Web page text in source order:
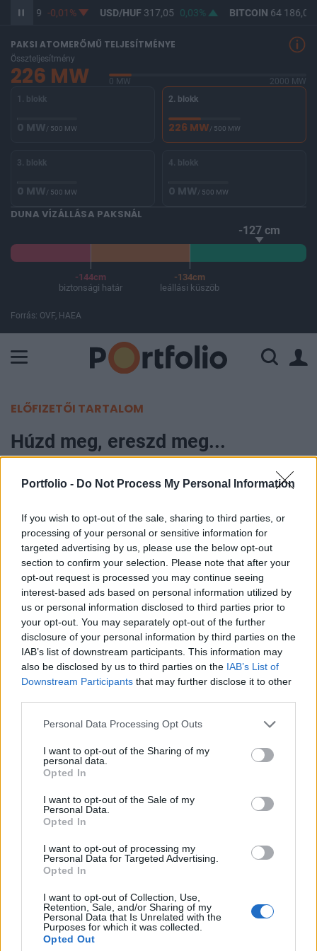
Portfolio - Do Not Process My Personal Information
If you wish to opt-out of the sale, sharing to third parties, or
processing of your personal or sensitive information for
targeted advertising by us, please use the below opt-out
section to confirm your selection. Please note that after your
opt-out request is processed you may continue seeing
interest-based ads based on personal information utilized by
us or personal information disclosed to third parties prior to
your opt-out. You may separately opt-out of the further
disclosure of your personal information by third parties on the
IAB’s list of downstream participants. This information may
also be disclosed by us to third parties on the IAB’s List of
Downstream Participants that may further disclose it to other
Personal Data Processing Opt Outs
I want to opt-out of the Sharing of my
personal data.
Opted In
I want to opt-out of the Sale of my
Personal Data.
Opted In
I want to opt-out of processing my
Personal Data for Targeted Advertising.
Opted In
I want to opt-out of Collection, Use,
Retention, Sale, and/or Sharing of my
Personal Data that Is Unrelated with the
Purposes for which it was collected.
Opted Out
365,39 -0,01% USD/HUF317,05 0,03% BITCOIN 64 186,03
PAKSI ATOMERŐMŰ TELJESÍTMÉNYE
Összteljesítmény
226 MW 0 MW
2000 MW
1. blokk
0 MW/ 500 MW
2. blokk
226 MW/ 500 MW
3. blokk
0 MW/ 500 MW
4. blokk
0 MW/ 500 MW
DUNA VÍZÁLLÁSA PAKSNÁL
-127 cm
-144cm
biztonsági határ
-134cm
leállási küszöb
Forrás: OVF, HAEA
ELŐFIZETŐI TARTALOM
Húzd meg, ereszd meg...
(Equitas)
2006. május 25. 12:38
21,601 ponton, 98 ponttal a bázis ár alatt nyitott ki
a decemberi BUX lejárat csütörtökön. Nyitás után
egy rövid 10 perces hosszal indult a kereskedés,
ekkor érte el a határidős BUX a napi maximumát
21,830 ponton. Ezután azonban menetrend
szerűen érkeztek meg az eladók a piacra és több
hullámban többször is megütötték a piacot .
kísérlet kérészéletűnek bizonyult. Délben a BUX0612-es
lejárat utolsó kötése 21,499 ponton történt, kereken 200
ponttal az elszámoló ár alatt, ami 1%-os csökkenést jelent.
A forgalom a mostanában megszokott magas értéket
mutatja 2648 kontraktusra született üzlet 12-óráig....
KEDVES OLVASÓNK!
A keresett cikk a portfolio.hu hírarchívumához
regisztrációhoz kötött.
Az előfizetés a következőket tartalmazza:
Portfolio.hu teljes cikkarchívum